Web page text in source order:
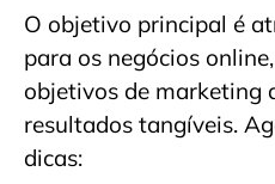
O objetivo principal é
para os negócios
objetivos de marketing
resultados tangíveis.
dicas: